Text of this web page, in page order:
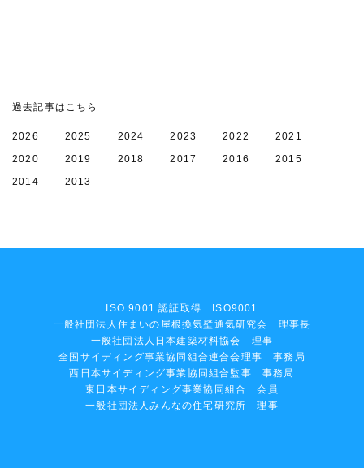
過去記事はこちら
2026 2025 2024 2023 2022
2021
2020
2019 2018 2017 2016
2015
2014
2013
ISO 9001 認証取得 ISO9001
一般社団法人住まいの屋根換気壁通気研究会 理事長
一般社団法人日本建築材料協会 理事
全国サイディング事業協同組合連合会理事 事務局
西日本サイディング事業協同組合監事 事務局
東日本サイディング事業協同組合 会員
一般社団法人みんなの住宅研究所 理事